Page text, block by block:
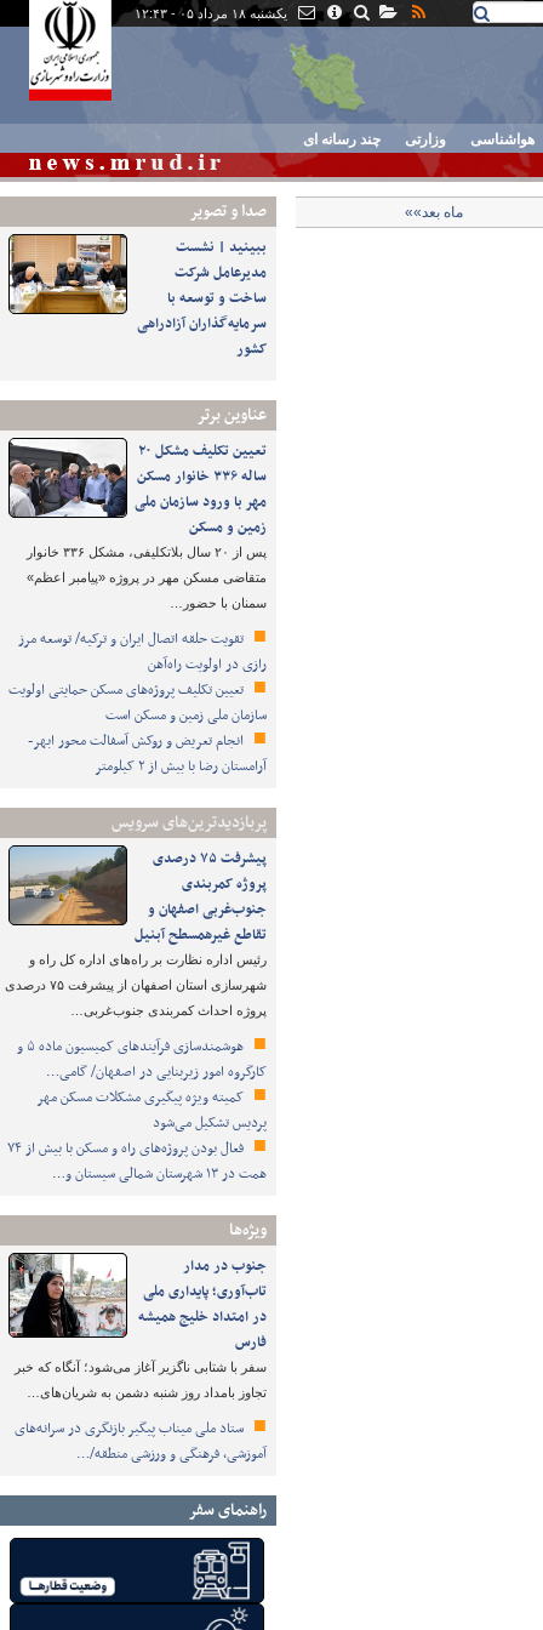
یکشنبه ۱۸ مرداد ۰۵ - ۱۲:۴۳
هواشناسی وزارتی چند رسانه ای
صدا و تصوير
ببینید | نشست
مدیرعامل شرکت
ساخت و توسعه با
سرمایه‌گذاران آزادراهی
کشور
عناوین برتر
تعیین تکلیف مشکل ۲۰
ساله ۳۳۶ خانوار مسکن
مهر با ورود سازمان ملی
زمین و مسکن
پس از ۲۰ سال بلاتکلیفی، مشکل ۳۳۶ خانوار
متقاضی مسکن مهر در پروژه «پیامبر اعظم»
سمنان با حضور…
تقویت حلقه اتصال ایران و ترکیه/ توسعه مرز
رازی در اولویت راه‌آهن
تعیین تکلیف پروژه‌های مسکن حمایتی اولویت
سازمان ملی زمین و مسکن است
انجام تعریض و روکش آسفالت محور ابهر-
آرامستان رضا با بیش از ۲ کیلومتر
پربازدیدترین‌های سرویس
پیشرفت ۷۵ درصدی
پروژه کمربندی
جنوب‌غربی اصفهان و
تقاطع غیرهمسطح آبنیل
رئیس اداره نظارت بر راه‌های اداره کل راه و
شهرسازی استان اصفهان از پیشرفت ۷۵ درصدی
پروژه احداث کمربندی جنوب‌غربی…
هوشمندسازی فرآیندهای کمیسیون ماده ۵ و
کارگروه امور زیربنایی در اصفهان/ گامی…
کمیته ویژه پیگیری مشکلات مسکن مهر
پردیس تشکیل می‌شود
فعال بودن پروژه‌های راه و مسکن با بیش از ۷۴
همت در ۱۳ شهرستان شمالی سیستان و…
ویژه‌ها
جنوب در مدار
تاب‌آوری؛ پایداری ملی
در امتداد خلیج همیشه
فارس
سفر با شتابی ناگزیر آغاز می‌شود؛ آنگاه که خبر
تجاوز بامداد روز شنبه دشمن به شریان‌های…
ستاد ملی میناب پیگیر بازنگری در سرانه‌های
آموزشی، فرهنگی و ورزشی منطقه/…
راهنمای سفر
ماه بعد»»